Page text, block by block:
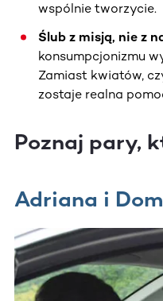
wspólnie tworzycie.
Ślub z misją, nie z
konsumpcjonizmu
Zamiast kwiatów,
zostaje realna
Poznaj pary,
Adriana i